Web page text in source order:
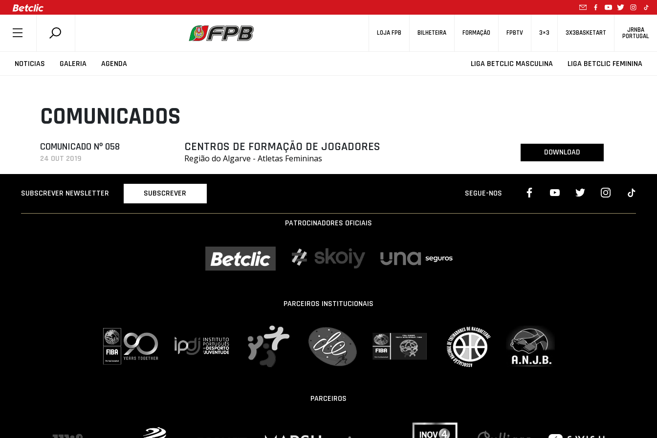
LOJA FPB BILHETEIRA FORMAÇÃO FPBTV 3×3 3X3BASKETART JRNBA
PORTUGAL
NOTICIAS GALERIA AGENDA LIGA BETCLIC MASCULINA LIGA BETCLIC FEMININA
SOBRE A FPB
COMPETIÇÕES
ASSOCIAÇÕES
CLUBES
AGENTES
SELEÇÕES
MINIBASQUETE
COMUNICADOS
COMUNICADO Nº 058
24 OUT 2019
CENTROS DE FORMAÇÃO DE JOGADORES
Região do Algarve - Atletas Femininas
DOWNLOAD
SUBSCREVER NEWSLETTER SUBSCREVER SEGUE-NOS
PATROCINADORES OFICIAIS
PARCEIROS INSTITUCIONAIS
PARCEIROS